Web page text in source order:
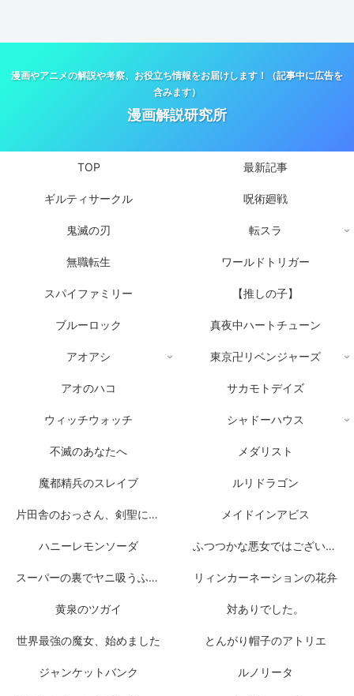
漫画やアニメの解説や考察、お役立ち情報をお届けします！（記事中に広告を
含みます）
漫画解説研究所
TOP 最新記事
ギルティサークル 呪術廻戦
鬼滅の刃 転スラ
無職転生 ワールドトリガー
スパイファミリー 【推しの子】
ブルーロック 真夜中ハートチューン
アオアシ 東京卍リベンジャーズ
アオのハコ サカモトデイズ
ウィッチウォッチ シャドーハウス
不滅のあなたへ メダリスト
魔都精兵のスレイブ ルリドラゴン
片田舎のおっさん、剣聖になる メイドインアビス
ハニーレモンソーダ ふつつかな悪女ではございますが
スーパーの裏でヤニ吸うふたり リィンカーネーションの花弁
黄泉のツガイ 対ありでした。
世界最強の魔女、始めました とんがり帽子のアトリエ
ジャンケットバンク ルノリータ